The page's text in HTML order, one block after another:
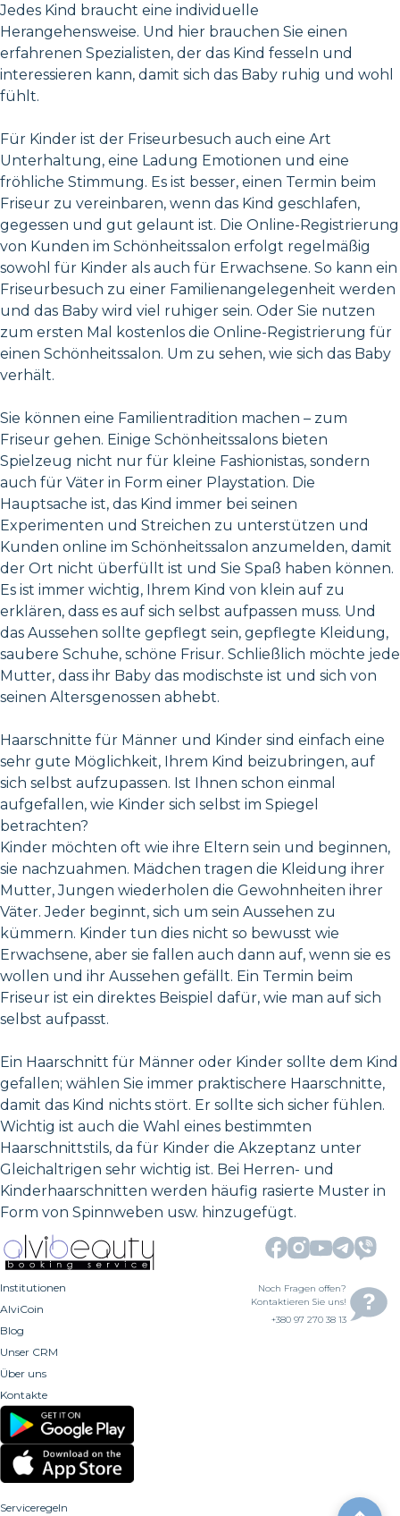
Jedes Kind braucht eine individuelle
Herangehensweise. Und hier brauchen Sie einen
erfahrenen Spezialisten, der das Kind fesseln und
interessieren kann, damit sich das Baby ruhig und wohl
fühlt.
Für Kinder ist der Friseurbesuch auch eine Art
Unterhaltung, eine Ladung Emotionen und eine
fröhliche Stimmung. Es ist besser, einen Termin beim
Friseur zu vereinbaren, wenn das Kind geschlafen,
gegessen und gut gelaunt ist. Die Online-Registrierung
von Kunden im Schönheitssalon erfolgt regelmäßig
sowohl für Kinder als auch für Erwachsene. So kann ein
Friseurbesuch zu einer Familienangelegenheit werden
und das Baby wird viel ruhiger sein. Oder Sie nutzen
zum ersten Mal kostenlos die Online-Registrierung für
einen Schönheitssalon. Um zu sehen, wie sich das Baby
verhält.
Sie können eine Familientradition machen – zum
Friseur gehen. Einige Schönheitssalons bieten
Spielzeug nicht nur für kleine Fashionistas, sondern
auch für Väter in Form einer Playstation. Die
Hauptsache ist, das Kind immer bei seinen
Experimenten und Streichen zu unterstützen und
Kunden online im Schönheitssalon anzumelden, damit
der Ort nicht überfüllt ist und Sie Spaß haben können.
Es ist immer wichtig, Ihrem Kind von klein auf zu
erklären, dass es auf sich selbst aufpassen muss. Und
das Aussehen sollte gepflegt sein, gepflegte Kleidung,
saubere Schuhe, schöne Frisur. Schließlich möchte jede
Mutter, dass ihr Baby das modischste ist und sich von
seinen Altersgenossen abhebt.
Haarschnitte für Männer und Kinder sind einfach eine
sehr gute Möglichkeit, Ihrem Kind beizubringen, auf
sich selbst aufzupassen. Ist Ihnen schon einmal
aufgefallen, wie Kinder sich selbst im Spiegel
betrachten?
Kinder möchten oft wie ihre Eltern sein und beginnen,
sie nachzuahmen. Mädchen tragen die Kleidung ihrer
Mutter, Jungen wiederholen die Gewohnheiten ihrer
Väter. Jeder beginnt, sich um sein Aussehen zu
kümmern. Kinder tun dies nicht so bewusst wie
Erwachsene, aber sie fallen auch dann auf, wenn sie es
wollen und ihr Aussehen gefällt. Ein Termin beim
Friseur ist ein direktes Beispiel dafür, wie man auf sich
selbst aufpasst.
Ein Haarschnitt für Männer oder Kinder sollte dem Kind
gefallen; wählen Sie immer praktischere Haarschnitte,
damit das Kind nichts stört. Er sollte sich sicher fühlen.
Wichtig ist auch die Wahl eines bestimmten
Haarschnittstils, da für Kinder die Akzeptanz unter
Gleichaltrigen sehr wichtig ist. Bei Herren- und
Kinderhaarschnitten werden häufig rasierte Muster in
Form von Spinnweben usw. hinzugefügt.
Institutionen
AlviCoin
Blog
Unser CRM
Über uns
Kontakte
Noch Fragen offen?
Kontaktieren Sie uns!
+380 97 270 38 13
Serviceregeln